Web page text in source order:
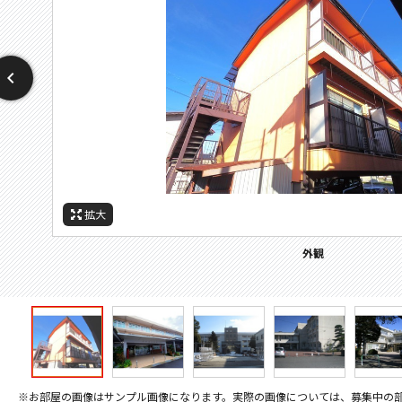
拡大
外観
拡大
周辺施設：役所
拡大
周辺施設：高校・高専
拡大
周辺施設：中学校
拡大
周辺施設：小学校
※お部屋の画像はサンプル画像になります。実際の画像については、募集中の